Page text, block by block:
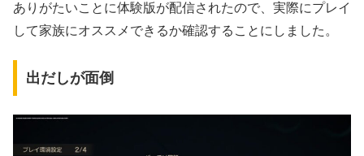
ありがたいことに体験版が配信されたので、実際にプレイ
して家族にオススメできるか確認することにしました。
出だしが面倒